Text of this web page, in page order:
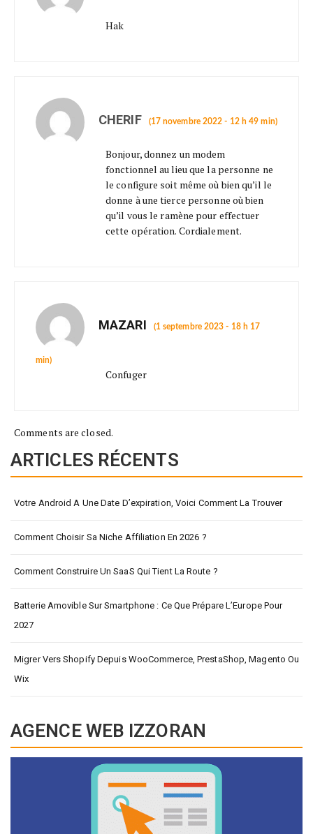
Hak
CHERIF (17 novembre 2022 - 12 h 49 min)
Bonjour, donnez un modem
fonctionnel au lieu que la personne ne
le configure soit même où bien qu’il le
donne à une tierce personne où bien
qu’il vous le ramène pour effectuer
cette opération. Cordialement.
MAZARI (1 septembre 2023 - 18 h 17
min)
Confuger
Comments are closed.
ARTICLES RÉCENTS
Votre Android A Une Date D’expiration, Voici Comment La Trouver
Comment Choisir Sa Niche Affiliation En 2026 ?
Comment Construire Un SaaS Qui Tient La Route ?
Batterie Amovible Sur Smartphone : Ce Que Prépare L’Europe Pour
2027
Migrer Vers Shopify Depuis WooCommerce, PrestaShop, Magento Ou
Wix
AGENCE WEB IZZORAN